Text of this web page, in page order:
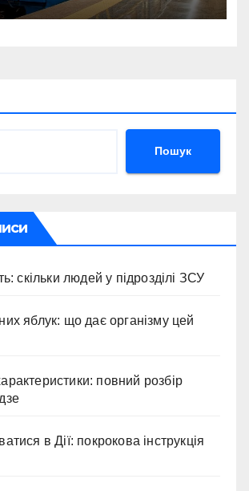
Пошук
скільки людей у підрозділі ЗСУ
яблук: що дає організму цей
повний розбір
в Дії: покрокова інструкція